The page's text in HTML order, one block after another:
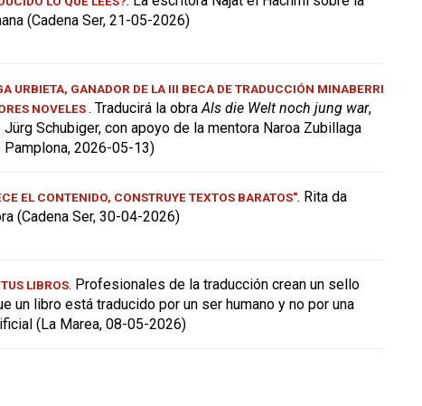
(Cadena Ser, 21-05-2026)
URBIETA, GANADOR DE LA III BECA DE TRADUCCIÓN MINABERRI
NOVELES . Traducirá la obra Als die Welt noch jung war,
Schubiger, con apoyo de la mentora Naroa Zubillaga
2026-05-13)
EL CONTENIDO, CONSTRUYE TEXTOS BARATOS". Rita da
(Cadena Ser, 30-04-2026)
LIBROS. Profesionales de la traducción crean un sello
un libro está traducido por un ser humano y no por una
(La Marea, 08-05-2026)